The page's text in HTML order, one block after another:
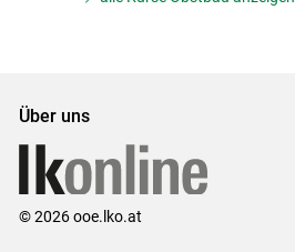
Über uns
© 2026 ooe.lko.at